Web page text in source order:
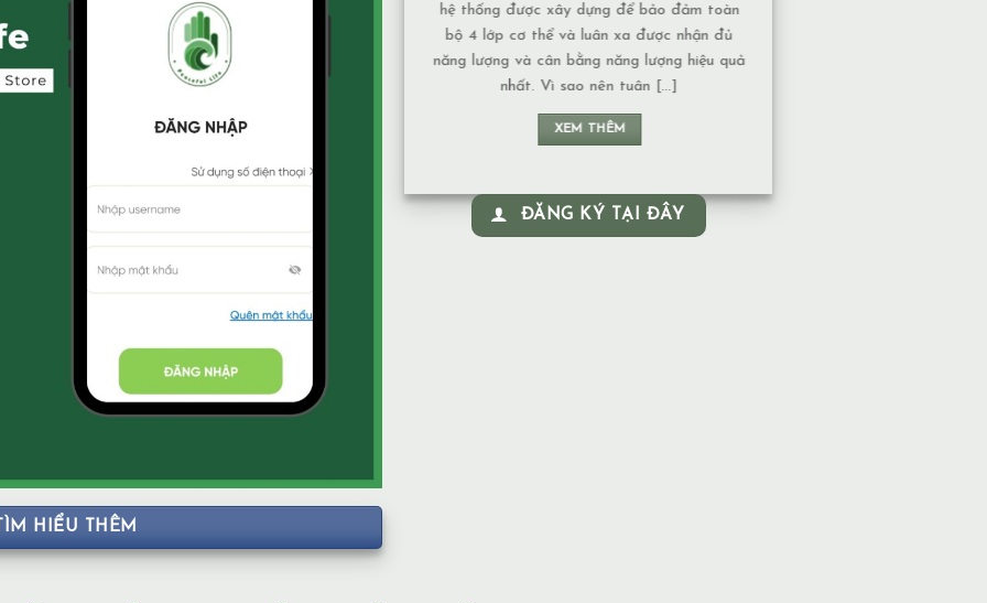
TÌM HIỂU THÊM
hệ thống được xây dựng để bảo đảm toàn
bộ 4 lớp cơ thể và luân xa được nhận đủ
năng lượng và cân bằng năng lượng hiệu quả
nhất. Vì sao nên tuân [...]
XEM THÊM
phụ thuộc vào tính chất của nguồn nước: 1.
Nước chảy hay nước đọng – Nếu là nước
chảy, năng lượng thường chuyển động liên
tục nên không tạo ra ứ đọng. – Nếu là nước
đọng, lâu [...]
ĐĂNG KÝ TẠI ĐÂY